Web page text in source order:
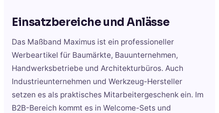
Einsatzbereiche und Anlässe
Das Maßband Maximus ist ein professioneller
Werbeartikel für Baumärkte, Bauunternehmen,
Handwerksbetriebe und Architekturbüros. Auch
Industrieunternehmen und Werkzeug-Hersteller
setzen es als praktisches Mitarbeitergeschenk ein. Im
B2B-Bereich kommt es in Welcome-Sets und